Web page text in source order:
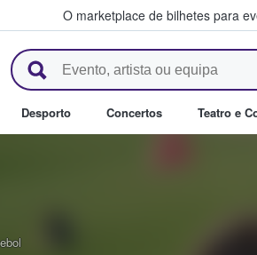
O marketplace de bilhetes para
– onde os fãs
Desporto Concertos Teatro e